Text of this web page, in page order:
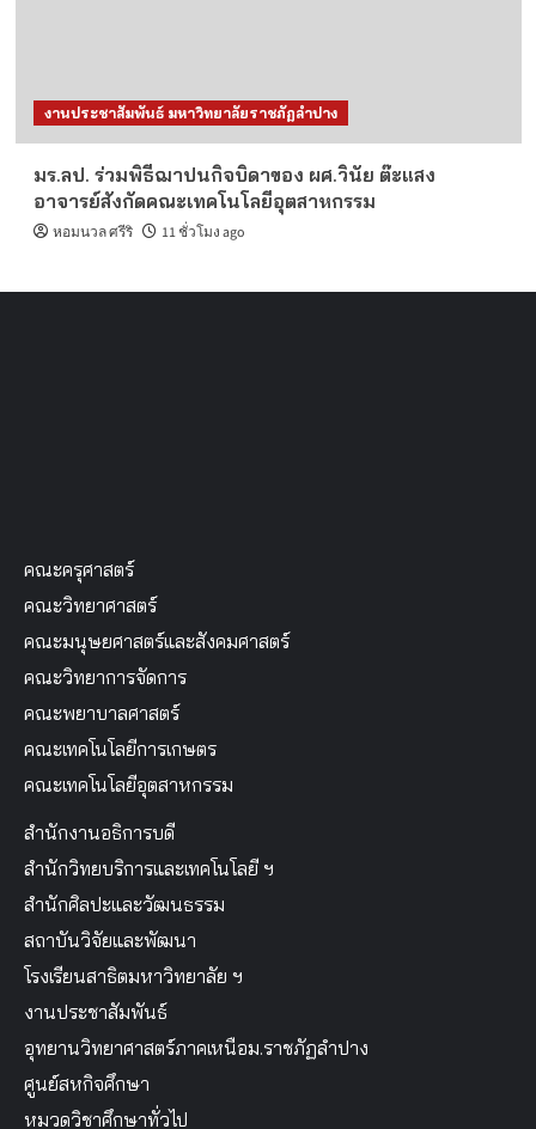
งานประชาสัมพันธ์ มหาวิทยาลัยราชภัฏลำปาง
มร.ลป. ร่วมพิธีฌาปนกิจบิดาของ ผศ.วินัย ต๊ะแสง
อาจารย์สังกัดคณะเทคโนโลยีอุตสาหกรรม
หอมนวล ศรีริ 11 ชั่วโมง ago
คณะวิทยาศาสตร์
คณะเทคโนโลยีการเกษตร
คณะเทคโนโลยีอุตสาหกรรม
งานประชาสัมพันธ์
อุทยานวิทยาศาสตร์ภาคเหนือม.ราชภัฏลำปาง